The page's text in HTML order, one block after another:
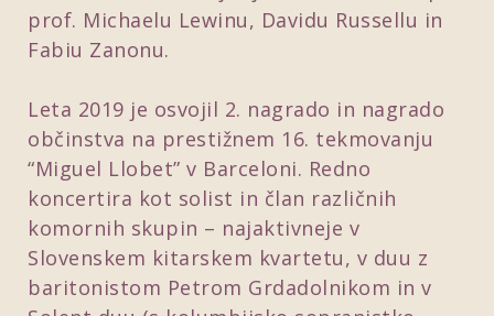
prof. Michaelu Lewinu, Davidu Russellu in
Fabiu Zanonu.
Leta 2019 je osvojil 2. nagrado in nagrado
občinstva na prestižnem 16. tekmovanju
“Miguel Llobet” v Barceloni. Redno
koncertira kot solist in član različnih
komornih skupin – najaktivneje v
Slovenskem kitarskem kvartetu, v duu z
baritonistom Petrom Grdadolnikom in v